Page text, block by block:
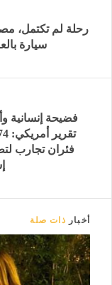
رحلة لم تكتمل،
سيارة
فضيحة إنسانية
فئران تجارب
أخبار ذات صلة